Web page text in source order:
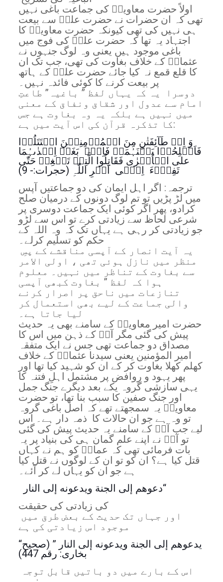
اولاً حضرت معاویہؓ کی جماعت باغی نہیں
تھی کہ ان حضرات نے حضرت علیؓ سے بیعت
ہی نہیں کی تھی کیونکہ حضرت معاویہؓ کا
اجتہاد یہ تھا کہ حضرت علیؓ کی فوج میں
باغی موجود ہیں یعنی وہ لوگ جنہوں نے
عثمانؓ کے خلاف بغاوت کی تھی، جب تک ان
کا قلع قمع نہ کیا جائے حضرت علیؓ کے ہاتھ
پر بیعت کرنے کا کوئی فائدہ نہیں۔
دوسرا یہ کہ یہاں لفظ ” باغیہ” طاعتِ
امام سے عدول اور شقاق ونفاق کے معنی
میں نہیں ہے بلکہ یہ وہ بغاوت ہے جس
کا تذکرہ قرآن کی اس آیت میں ہے:
وَ اِنۡ طَآئِفَتٰنِ مِنَ الۡمُؤۡمِنِیۡنَ اقۡتَتَلُوۡا
فَاَصۡلِحُوۡا بَیۡنَہُمَاۚ فَاِنۡۢ بَغَتۡ اِحۡدٰٮہُمَا
علی الۡاُخۡرٰی فَقَاتِلُوا الَّتِیۡ تَبۡغِیۡ حَتّٰی
تَفِیۡٓءَ اِلٰۤی اَمۡرِ اللّٰہِ (حجرات:- 9)
ترجمہ: اگر اہل ایمان کی دو جماعتیں آپس
میں لڑ پڑیں تو تم لوگ دونوں کے درمیان صلح
کرادو، پھر اگر کوئی ایک جماعت دوسری پر
شرعی لحاظ سے زیادتی کرے تو اس سے لڑو
جو زیادتی کر رہی ہے یہاں تک کہ وہ اللہ کے
حکم کو تسلیم کرلے۔
منظر میں نازل ہوئی تھی ، اولی الامر
سے بغاوت کے تناظر میں نہیں۔ معلوم
ہوا کہ لفظ ” بغاوت کبھی آپسی
تنازعات میں ناحق پر اصرار کرنے
والی جماعت کے لیے بھی استعمال کر
لیا جاتا ہے۔
حضرت امیر معاویہؓ کے سامنے بھی یہ حدیث
پیش کی گئی مگر آپؓ کے ذہن میں اس کا
مصداق دو جماعت تھی جس نے ایک متفقہ
امیر المؤمنین یعنی سیدنا عثمانؓ کے خلاف
کھلم کھلا بغاوت کر کے ان کو شہید کیا تھا اور
پھر یہود و روافض پر مشتمل اہلِ فتنہ کا
یہی سازشی گروہ یکے بعد دیگرے جنگ جمل
اور جنگ صفین کا سبب بنا تھا، تو حضرت
معاویہؓ یہ سمجھتے تھے کہ اصل باغی گروہ
تو وہ ہے جو ان حالات کا ذمہ دار ہے۔ اس
لیے جب آپؓ کے سامنے یہ حدیث پیش کی گئی
تو آپؓ نے اپنے علم گمان ہی کی بنیاد پر یہ
بات فرمائی تھی کہ عمارؓ کو ہم نے کہاں
قتل کیا ہے؟ ان کو تو ان کے لوگوں نے قتل کیا
ہے جو ان کو یہاں لے کر آئے۔
دعوهم إلى الجنة ويدعونه إلى النار“
کی زیادتی کی حقیقت
موجود اس زیادتی کی ہے
“یدعوهم إلى الجنة ويدعونه إلى النار ” (صحیح
بخارى: رقم 447)